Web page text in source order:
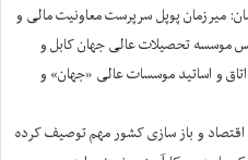
میرزمان پوپل سرپرست معاونیت مالی و
موسسه تحصیلات عالی جهان کابل و
و اساتید موسسات عالی «جهان» و
و باز سازی کشور مهم توصیف کرده